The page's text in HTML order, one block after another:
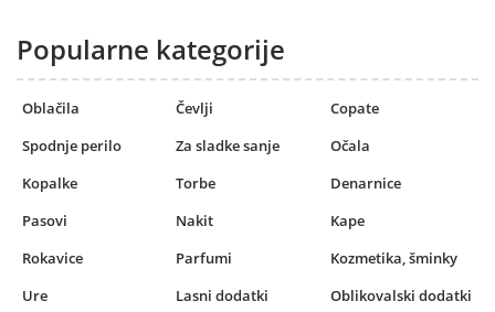
Popularne kategorije
Oblačila Čevlji
Copate
Spodnje perilo
Za sladke sanje
Očala
Kopalke
Torbe
Denarnice
Pasovi
Nakit
Kape
Rokavice
Parfumi
Kozmetika, šminky
Ure
Lasni dodatki Oblikovalski dodatki